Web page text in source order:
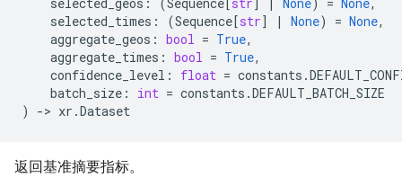
selected_times : (Sequence[str] | None) = None,
aggregate_geos : bool = True,
aggregate_times : bool = True,
confidence_level : float = constants .
batch_size : int = constants .DEFAULT_BATCH_SIZE
)
-> xr .Dataset
返回基准摘要指标。